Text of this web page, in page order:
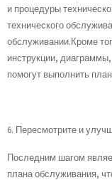
и процедуры
технического
обслуживании.Кроме
инструкции,
помогут выполнить
6. Пересмотрите и
Последним шагом
плана обслуживания,